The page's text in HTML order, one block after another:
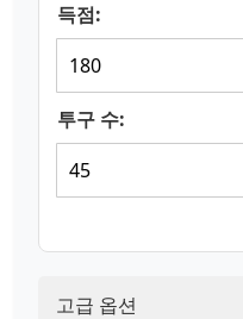
득점:
투구 수:
고급 옵션